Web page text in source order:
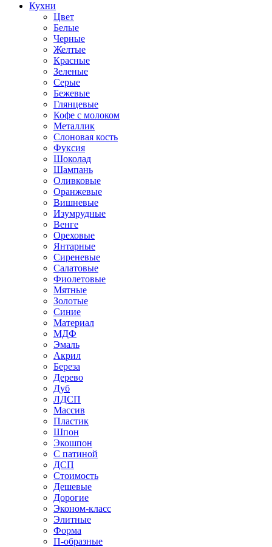
Кухни
Цвет
Белые
Черные
Желтые
Красные
Зеленые
Серые
Бежевые
Глянцевые
Кофе с молоком
Металлик
Слоновая кость
Фуксия
Шоколад
Шампань
Оливковые
Оранжевые
Вишневые
Изумрудные
Венге
Ореховые
Янтарные
Сиреневые
Салатовые
Фиолетовые
Мятные
Золотые
Синие
Материал
МДФ
Эмаль
Акрил
Береза
Дерево
Дуб
ЛДСП
Массив
Пластик
Шпон
Экошпон
С патиной
ДСП
Стоимость
Дешевые
Дорогие
Эконом-класс
Элитные
Форма
П-образные